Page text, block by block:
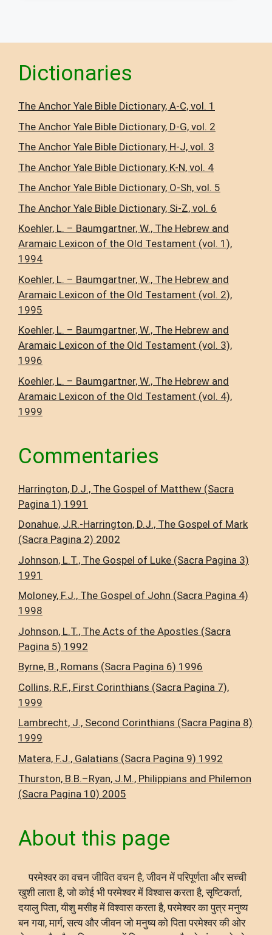
Dictionaries
The Anchor Yale Bible Dictionary, A-C, vol. 1
The Anchor Yale Bible Dictionary, D-G, vol. 2
The Anchor Yale Bible Dictionary, H-J, vol. 3
The Anchor Yale Bible Dictionary, K-N, vol. 4
The Anchor Yale Bible Dictionary, O-Sh, vol. 5
The Anchor Yale Bible Dictionary, Si-Z, vol. 6
Koehler, L. – Baumgartner, W., The Hebrew and
Aramaic Lexicon of the Old Testament (vol. 1),
1994
Koehler, L. – Baumgartner, W., The Hebrew and
Aramaic Lexicon of the Old Testament (vol. 2),
1995
Koehler, L. – Baumgartner, W., The Hebrew and
Aramaic Lexicon of the Old Testament (vol. 3),
1996
Koehler, L. – Baumgartner, W., The Hebrew and
Aramaic Lexicon of the Old Testament (vol. 4),
1999
Commentaries
Harrington, D.J., The Gospel of Matthew (Sacra
Pagina 1) 1991
Donahue, J.R.-Harrington, D.J., The Gospel of Mark
(Sacra Pagina 2) 2002
Johnson, L.T., The Gospel of Luke (Sacra Pagina 3)
1991
Moloney, F.J., The Gospel of John (Sacra Pagina 4)
1998
Johnson, L.T., The Acts of the Apostles (Sacra
Pagina 5) 1992
Byrne, B., Romans (Sacra Pagina 6) 1996
Collins, R.F., First Corinthians (Sacra Pagina 7),
1999
Lambrecht, J., Second Corinthians (Sacra Pagina 8)
1999
Matera, F.J., Galatians (Sacra Pagina 9) 1992
Thurston, B.B.–Ryan, J.M., Philippians and Philemon
(Sacra Pagina 10) 2005
About this page
परमेश्वर का वचन जीवित वचन है, जीवन में परिपूर्णता और सच्ची
खुशी लाता है, जो कोई भी परमेश्वर में विश्वास करता है, सृष्टिकर्ता,
दयालु पिता, यीशु मसीह में विश्वास करता है, परमेश्वर का पुत्र मनुष्य
बन गया, मार्ग, सत्य और जीवन जो मनुष्य को पिता परमेश्वर की ओर